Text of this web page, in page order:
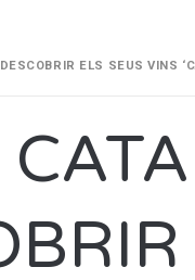
ELS SEUS VINS